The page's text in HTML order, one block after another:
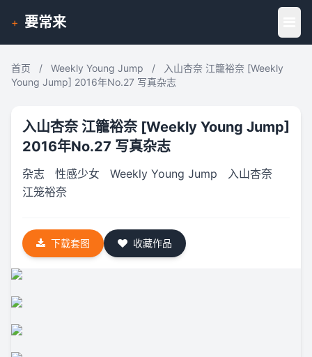
+ 要常来
首页 / Weekly Young Jump /
入山杏奈 江籠裕奈 [Weekly
Young Jump] 2016年No.27 写真杂志
入山杏奈 江籠裕奈 [Weekly Young Jump]
2016年No.27 写真杂志
杂志 性感少女 Weekly Young Jump
入山杏奈
江笼裕奈
下载套图 收藏作品